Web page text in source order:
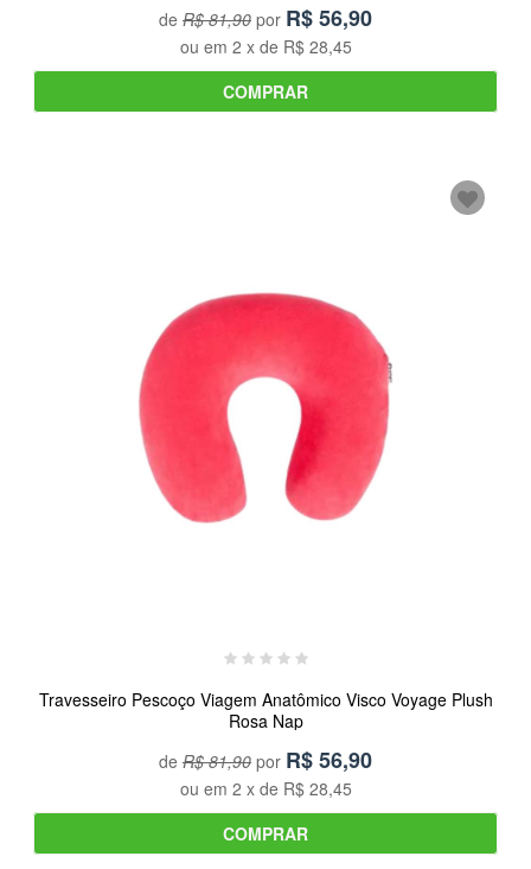
de R$ 81,90 por R$56,90
ou em 2 x de R$ 28,45
COMPRAR
Travesseiro Pescoço Viagem Anatômico Visco Voyage Plush
Rosa Nap
de R$ 81,90 por R$56,90
ou em 2 x de R$ 28,45
COMPRAR